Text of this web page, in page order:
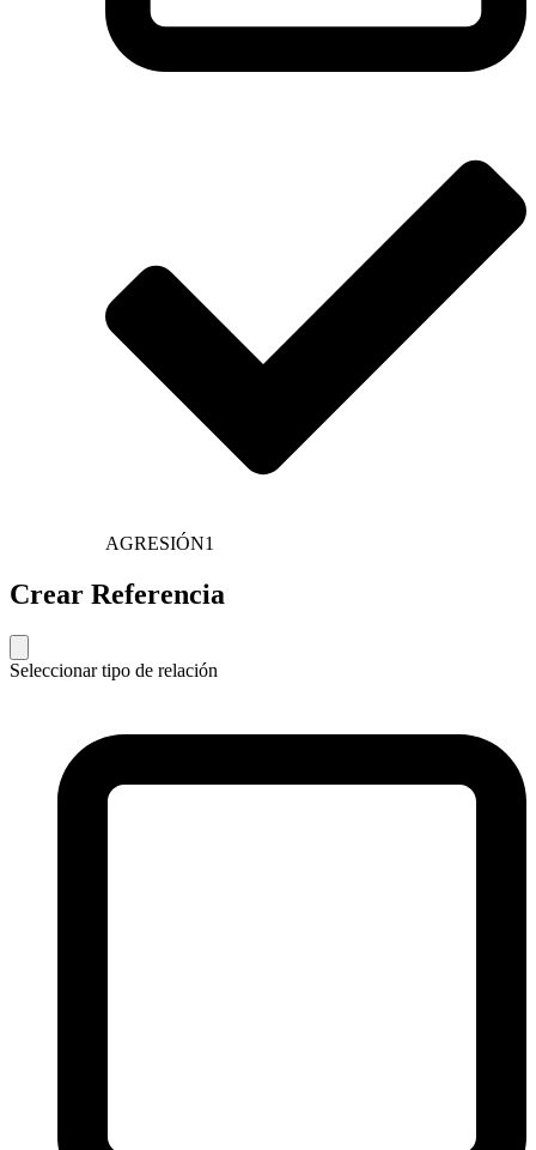
AGRESIÓN1
Crear Referencia
Seleccionar tipo de relación